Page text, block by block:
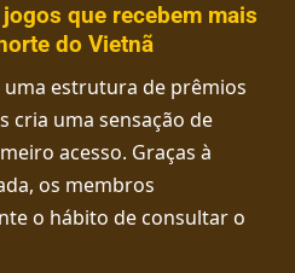
que recebem mais
do Vietnã
estrutura de prêmios
cria uma sensação de
acesso. Graças à
os membros
o hábito de consultar o